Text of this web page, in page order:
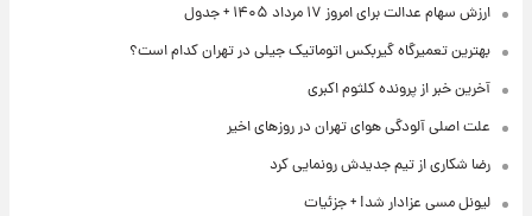
ارزش سهام عدالت برای امروز ۱۷ مرداد ۱۴۰۵ + جدول
بهترین تعمیرگاه گیربکس اتوماتیک جیلی در تهران کدام است؟
آخرین خبر از پرونده کلثوم اکبری
علت اصلی آلودگی هوای تهران در روزهای اخیر
رضا شکاری از تیم جدیدش رونمایی کرد
لیونل مسی عزادار شد! + جزئیات